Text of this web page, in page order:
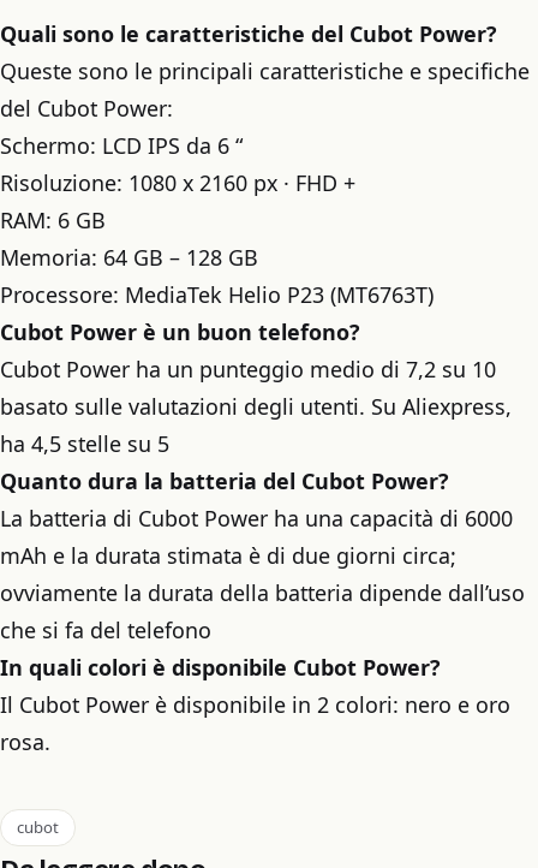
Quali sono le caratteristiche del Cubot Power?
Queste sono le principali caratteristiche e specifiche
del Cubot Power:
Schermo: LCD IPS da 6 “
Risoluzione: 1080 x 2160 px · FHD +
RAM: 6 GB
Memoria: 64 GB – 128 GB
Processore: MediaTek Helio P23 (MT6763T)
Cubot Power è un buon telefono?
Cubot Power ha un punteggio medio di 7,2 su 10
basato sulle valutazioni degli utenti. Su Aliexpress,
ha 4,5 stelle su 5
Quanto dura la batteria del Cubot Power?
La batteria di Cubot Power ha una capacità di 6000
mAh e la durata stimata è di due giorni circa;
ovviamente la durata della batteria dipende dall’uso
che si fa del telefono
In quali colori è disponibile Cubot Power?
Il Cubot Power è disponibile in 2 colori: nero e oro
rosa.
cubot